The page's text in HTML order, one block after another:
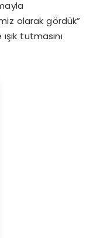
olarak gördük”
tutmasını